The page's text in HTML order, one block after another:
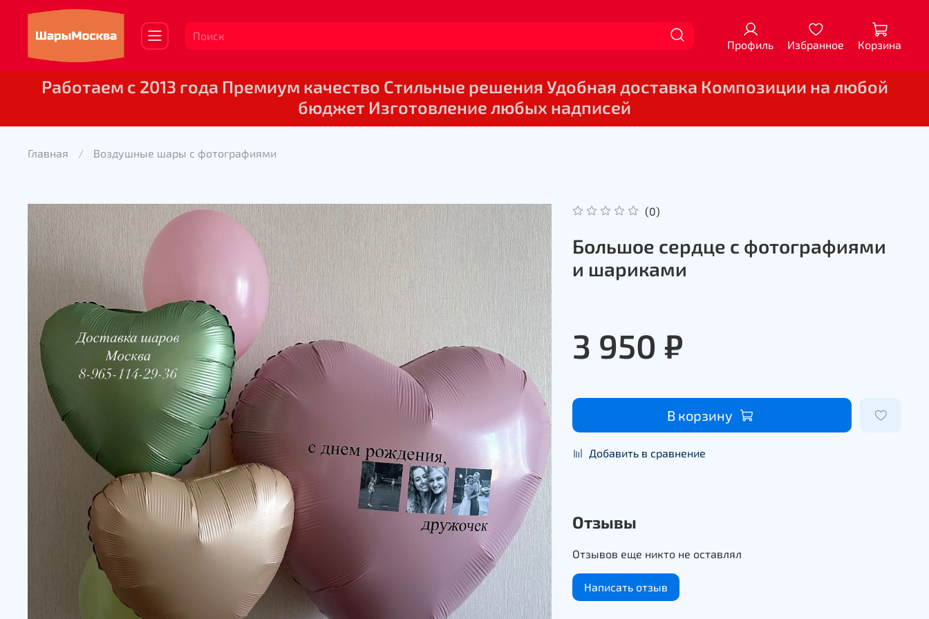
Профиль Избранное Корзина
Работаем с 2013 года Премиум качество Стильные решения Удобная доставка Композиции на любой
бюджет Изготовление любых надписей
Главная Воздушные шары с фотографиями
(0)
Большое сердце с фотографиями
и шариками
3 950 ₽
В корзину
Добавить в сравнение
Отзывы
Отзывов еще никто не оставлял
Написать отзыв